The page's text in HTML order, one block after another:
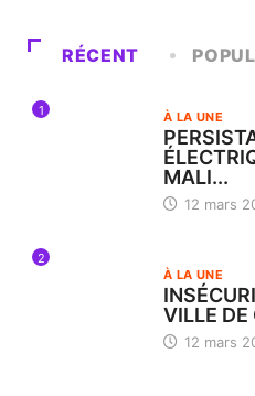
RÉCENT
1 À LA UNE
MALI...
12 mars
2
À LA UNE
VILLE DE
12 mars